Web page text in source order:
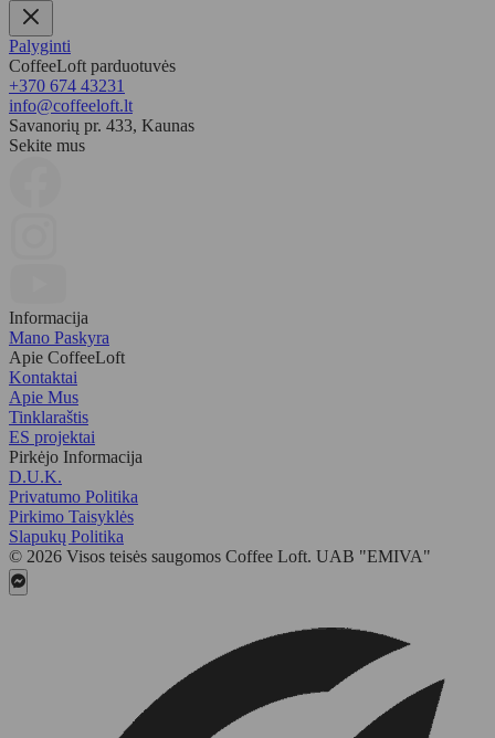
Palyginti
CoffeeLoft parduotuvės
+370 674 43231
info@coffeeloft.lt
Savanorių pr. 433, Kaunas
Sekite mus
Informacija
Mano Paskyra
Apie CoffeeLoft
Kontaktai
Apie Mus
Tinklaraštis
ES projektai
Pirkėjo Informacija
D.U.K.
Privatumo Politika
Pirkimo Taisyklės
Slapukų Politika
© 2026 Visos teisės saugomos Coffee Loft. UAB "EMIVA"